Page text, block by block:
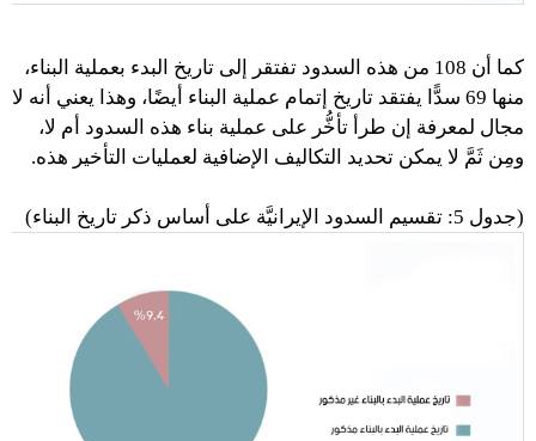
كما أن 108 من هذه السدود تفتقر إلى تاريخ البدء بعملية البناء،
منها 69 سدًّا يفتقد تاريخ إتمام عملية البناء أيضًا، وهذا يعني أنه لا
مجال لمعرفة إن طرأ تأخُّر على عملية بناء هذه السدود أم لا،
ومِن ثَمَّ لا يمكن تحديد التكاليف الإضافية لعمليات التأخير هذه.
(جدول 5: تقسيم السدود الإيرانيَّة على أساس ذكر تاريخ البناء)